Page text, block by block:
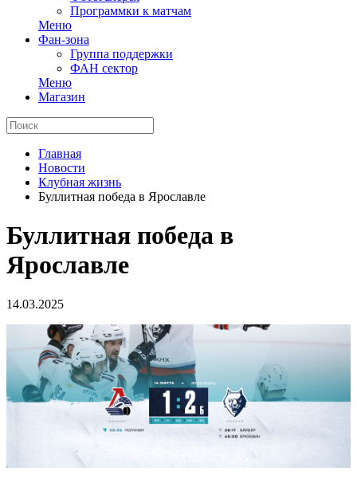
Программки к матчам
Меню
Фан-зона
Группа поддержки
ФАН сектор
Меню
Магазин
Главная
Новости
Клубная жизнь
Буллитная победа в Ярославле
Буллитная победа в
Ярославле
14.03.2025